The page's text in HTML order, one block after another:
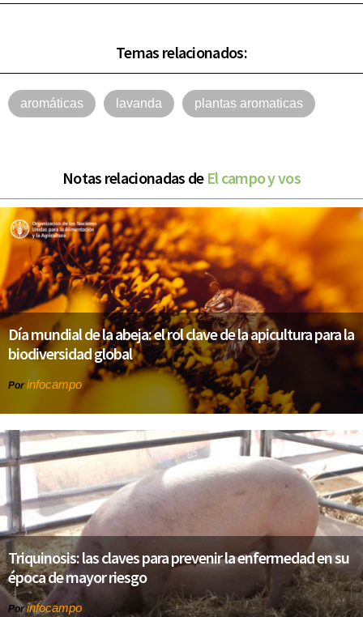
Temas relacionados:
aromáticas lavanda plantas aromaticas
Notas relacionadas de El campo y vos
Día mundial de la abeja: el rol clave de la apicultura para la
biodiversidad global
Por infocampo
Triquinosis: las claves para prevenir la enfermedad en su
época de mayor riesgo
Porinfocampo